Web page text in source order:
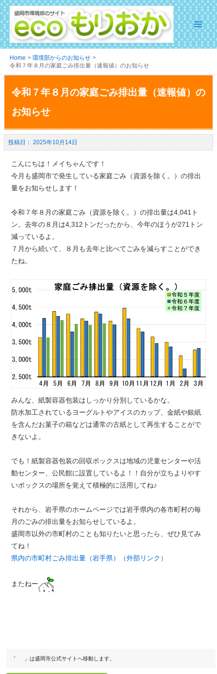
Home
環境部からのお知らせ
令和７年８月の家庭ごみ排出量（速報値）のお知らせ
令和７年８月の家庭ごみ排出量（速報値）の
お知らせ
2025年10月14日
こんにちは！メイちゃんです！
今月も盛岡市で発生している家庭ごみ（資源を除く。）の排出
量をお知らせします！
令和７年８月の家庭ごみ（資源を除く。）の排出量は4,041ト
ン。去年の８月は4,312トンだったから、今年のほうが271トン
減っているよ。
７月から続いて、８月も去年と比べてごみを減らすことができ
たね。
みんな、紙製容器包装はしっかり分別しているかな。
防水加工されているヨーグルトやアイスのカップ、金紙や銀紙
を含んだお菓子の箱などは通常の古紙として再生することがで
きないよ。
でも！紙製容器包装の回収ボックスは地域の児童センターや活
動センター、公民館に設置しているよ！！自分が立ちよりやす
いボックスの場所を覚えて積極的に活用してね♪
それから、岩手県のホームページでは岩手県内の各市町村の毎
月のごみの排出量をお知らせしているよ。
盛岡市以外の市町村のことも知りたいと思ったら、ぜひ見てみ
てね！
県内の市町村ごみ排出量（岩手県）（外部リンク）
またねー
「 」は盛岡市公式サイトへ移動します。